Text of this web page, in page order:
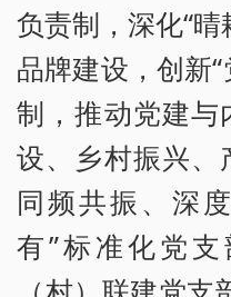
负责制，深化“
品牌建设，创新
制，推动党建与
设、乡村振兴、
同频共振、深
有”标准化党